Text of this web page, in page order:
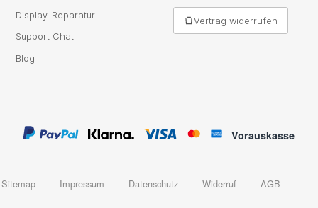
Display-Reparatur
Support Chat
Blog
Vertrag widerrufen
Sitemap Impressum Datenschutz Widerruf AGB
Vorauskasse